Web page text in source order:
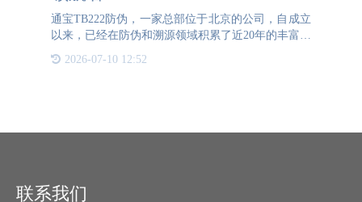
通宝TB222防伪，一家总部位于北京的公司，自成立
以来，已经在防伪和溯源领域积累了近20年的丰富经
验。作为行业内的先行者，通宝TB222防伪致力于为
各行业提供专业的溯源码解决方案，帮助企业在供应
2026-07-10 12:52
联系我们